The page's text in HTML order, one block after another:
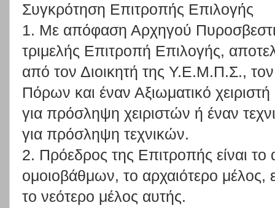
Συγκρότηση Επιτροπής Επιλογής
1. Με απόφαση Αρχηγού
τριμελής Επιτροπή Επιλογής,
από τον Διοικητή της Υ.Ε.Μ.Π.Σ.,
Πόρων και έναν Αξιωματικό
για πρόσληψη χειριστών ή έναν
για πρόσληψη τεχνικών.
2. Πρόεδρος της Επιτροπής είναι
ομοιοβάθμων, το αρχαιότερο μέλος,
το νεότερο μέλος αυτής.